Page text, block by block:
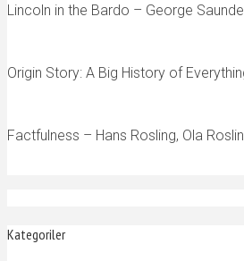
Lincoln in the Bardo – George
Origin Story: A Big History of
Factfulness – Hans Rosling, Ola
Kategoriler